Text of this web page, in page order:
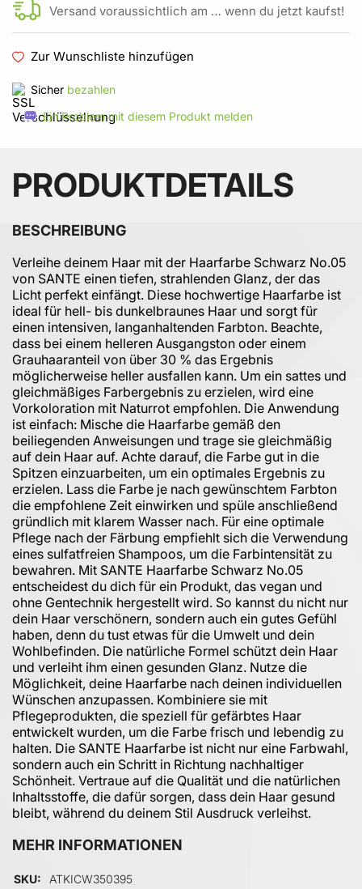
Versand voraussichtlich am … wenn du jetzt kaufst!
Zur Wunschliste hinzufügen
Sicher bezahlen
Ein Problem mit diesem Produkt melden
PRODUKTDETAILS
BESCHREIBUNG
Verleihe deinem Haar mit der Haarfarbe Schwarz No.05
von SANTE einen tiefen, strahlenden Glanz, der das
Licht perfekt einfängt. Diese hochwertige Haarfarbe ist
ideal für hell- bis dunkelbraunes Haar und sorgt für
einen intensiven, langanhaltenden Farbton. Beachte,
dass bei einem helleren Ausgangston oder einem
Grauhaaranteil von über 30 % das Ergebnis
möglicherweise heller ausfallen kann. Um ein sattes und
gleichmäßiges Farbergebnis zu erzielen, wird eine
Vorkoloration mit Naturrot empfohlen. Die Anwendung
ist einfach: Mische die Haarfarbe gemäß den
beiliegenden Anweisungen und trage sie gleichmäßig
auf dein Haar auf. Achte darauf, die Farbe gut in die
Spitzen einzuarbeiten, um ein optimales Ergebnis zu
erzielen. Lass die Farbe je nach gewünschtem Farbton
die empfohlene Zeit einwirken und spüle anschließend
gründlich mit klarem Wasser nach. Für eine optimale
Pflege nach der Färbung empfiehlt sich die Verwendung
eines sulfatfreien Shampoos, um die Farbintensität zu
bewahren. Mit SANTE Haarfarbe Schwarz No.05
entscheidest du dich für ein Produkt, das vegan und
ohne Gentechnik hergestellt wird. So kannst du nicht nur
dein Haar verschönern, sondern auch ein gutes Gefühl
haben, denn du tust etwas für die Umwelt und dein
Wohlbefinden. Die natürliche Formel schützt dein Haar
und verleiht ihm einen gesunden Glanz. Nutze die
Möglichkeit, deine Haarfarbe nach deinen individuellen
Wünschen anzupassen. Kombiniere sie mit
Pflegeprodukten, die speziell für gefärbtes Haar
entwickelt wurden, um die Farbe frisch und lebendig zu
halten. Die SANTE Haarfarbe ist nicht nur eine Farbwahl,
sondern auch ein Schritt in Richtung nachhaltiger
Schönheit. Vertraue auf die Qualität und die natürlichen
Inhaltsstoffe, die dafür sorgen, dass dein Haar gesund
bleibt, während du deinem Stil Ausdruck verleihst.
MEHR INFORMATIONEN
Mehr Informationen
SKU
ATKICW350395